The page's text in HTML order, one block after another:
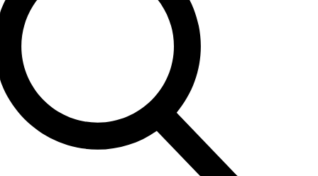
–
Популярні
Стало відомо про
смерть священника
УГКЦ отця Володимира
7698
17 Липня, 20:00
“Чергова
маріонетка” чи “надія